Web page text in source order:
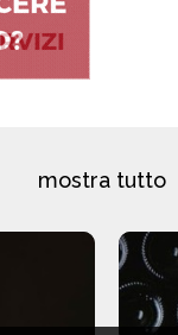
mostra tutto